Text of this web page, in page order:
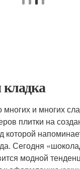
и многих
плитки на
которой
Сегодня
модной